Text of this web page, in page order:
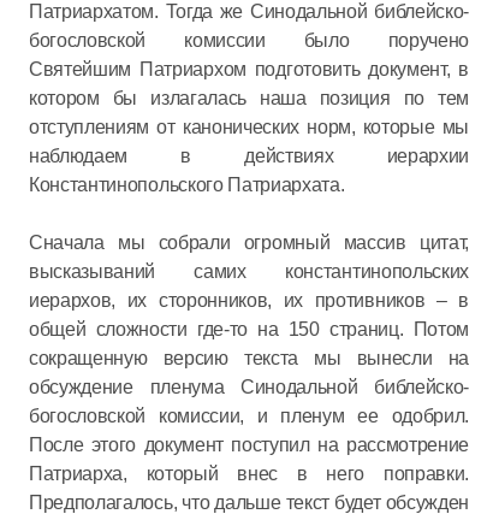
Патриархатом. Тогда же Синодальной библейско-
богословской комиссии было поручено
Святейшим Патриархом подготовить документ, в
котором бы излагалась наша позиция по тем
отступлениям от канонических норм, которые мы
наблюдаем в действиях иерархии
Константинопольского Патриархата.
Сначала мы собрали огромный массив цитат,
высказываний самих константинопольских
иерархов, их сторонников, их противников – в
общей сложности где-то на 150 страниц. Потом
сокращенную версию текста мы вынесли на
обсуждение пленума Синодальной библейско-
богословской комиссии, и пленум ее одобрил.
После этого документ поступил на рассмотрение
Патриарха, который внес в него поправки.
Предполагалось, что дальше текст будет обсужден